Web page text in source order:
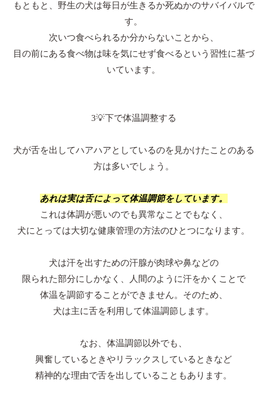
もともと、野生の犬は毎日が生きるか死ぬかのサバイバルで
す。
次いつ食べられるか分からないことから、
目の前にある食べ物は味を気にせず食べるという習性に基づ
いています。
3💡下で体温調整する
犬が舌を出してハアハアとしているのを見かけたことのある
方は多いでしょう。
あれは実は舌によって体温調節をしています。
これは体調が悪いのでも異常なことでもなく、
犬にとっては大切な健康管理の方法のひとつになります。
犬は汗を出すための汗腺が肉球や鼻などの
限られた部分にしかなく、人間のように汗をかくことで
体温を調節することができません。そのため、
犬は主に舌を利用して体温調節します。
なお、体温調節以外でも、
興奮しているときやリラックスしているときなど
精神的な理由で舌を出していることもあります。